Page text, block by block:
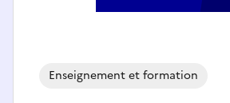
Enseignement et formation